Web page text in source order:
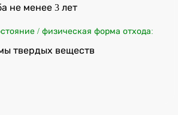
не менее 3 лет
/ физическая форма отхода:
твердых веществ